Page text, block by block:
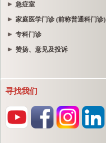
急症室
家庭医学门诊 (前称普通科门诊)
专科门诊
赞扬、意见及投诉
寻找我们